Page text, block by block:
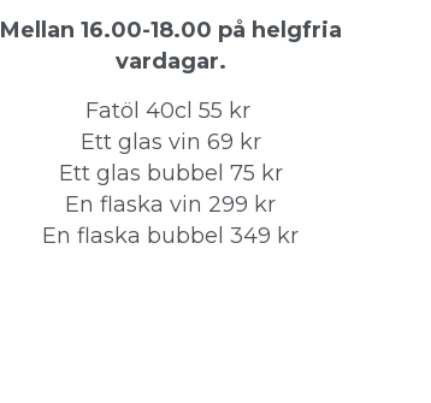
Mellan 16.00-18.00 på helgfria
vardagar.
Fatöl 40cl 55 kr
Ett glas vin 69 kr
Ett glas bubbel 75 kr
En flaska vin 299 kr
En flaska bubbel 349 kr